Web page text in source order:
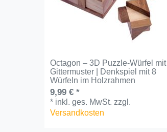
Octagon – 3D Puzzle-Würfel mit
Gittermuster | Denkspiel mit 8
Würfeln im Holzrahmen
9,99 € *
* inkl. ges. MwSt. zzgl.
Versandkosten